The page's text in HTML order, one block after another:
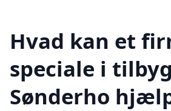
Hvad kan et
speciale i
Sønderho